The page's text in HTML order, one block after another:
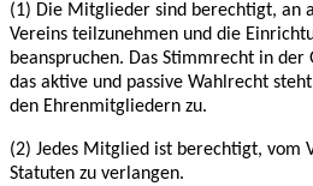
(1) Die Mitglieder sind berechtigt, an
Vereins teilzunehmen und die
beanspruchen. Das Stimmrecht in
das aktive und passive Wahlrecht
den Ehrenmitgliedern zu.
(2) Jedes Mitglied ist berechtigt, vom
Statuten zu verlangen.